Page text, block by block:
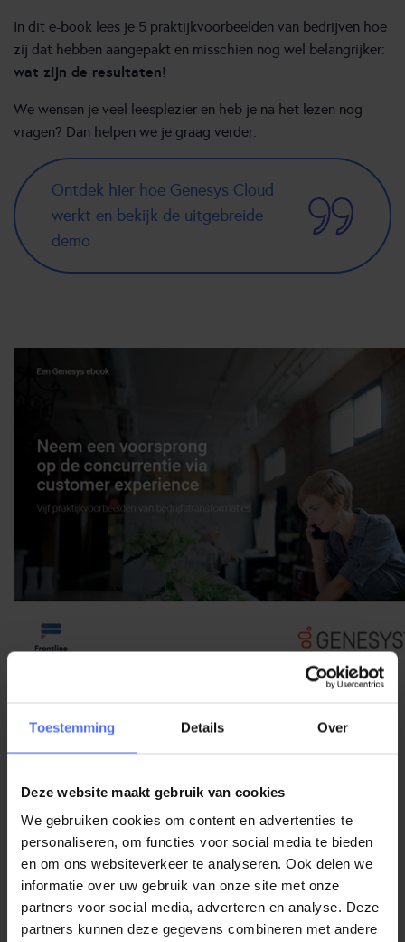
Toestemming Details Over
Deze website maakt gebruik van cookies
We gebruiken cookies om content en advertenties te
personaliseren, om functies voor social media te bieden
en om ons websiteverkeer te analyseren. Ook delen we
informatie over uw gebruik van onze site met onze
partners voor social media, adverteren en analyse. Deze
partners kunnen deze gegevens combineren met andere
In dit e-book lees je 5 praktijkvoorbeelden van bedrijven hoe
zij dat hebben aangepakt en misschien nog wel belangrijker:
wat zijn de resultaten!
We wensen je veel leesplezier en heb je na het lezen nog
vragen? Dan helpen we je graag verder.
Ontdek hier hoe Genesys Cloud
werkt en bekijk de uitgebreide
demo
Mijn e-mailadres is*
Mijn voornaam is*